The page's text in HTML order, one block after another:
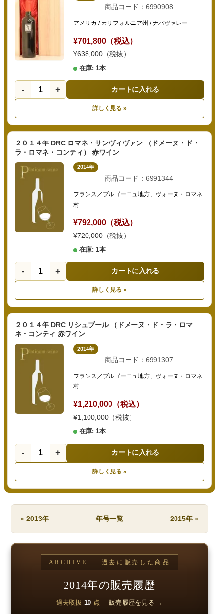
商品コード：6990908
アメリカ / カリフォルニア州 / ナパヴァレー
¥701,800（税込）
¥638,000（税抜）
在庫: 1本
- + カートに入れる
詳しく見る »
２０１４年 DRC ロマネ・サンヴィヴァン （ドメーヌ・ド・
ラ・ロマネ・コンティ） 赤ワイン
2014年
商品コード：6991344
フランス／ブルゴーニュ地方、ヴォーヌ・ロマネ
村
¥792,000（税込）
¥720,000（税抜）
在庫: 1本
- + カートに入れる
詳しく見る »
２０１４年 DRC リシュブール （ドメーヌ・ド・ラ・ロマ
ネ・コンティ 赤ワイン
2014年
商品コード：6991307
フランス／ブルゴーニュ地方、ヴォーヌ・ロマネ
村
¥1,210,000（税込）
¥1,100,000（税抜）
在庫: 1本
- + カートに入れる
詳しく見る »
« 2013年 年号一覧 2015年 »
ARCHIVE — 過去に販売した商品
2014年の販売履歴
過去取扱 10 点｜ 販売履歴を見る →